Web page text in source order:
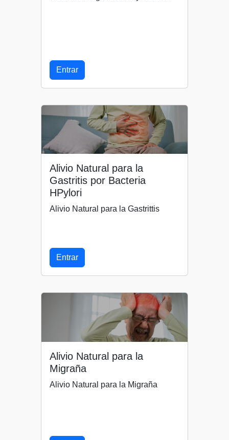
Entrar
Alivio Natural para la
Gastritis por Bacteria
HPylori
Alivio Natural para la Gastrittis
Entrar
Alivio Natural para la
Migraña
Alivio Natural para la Migraña